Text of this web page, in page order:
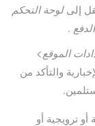
إلىلوحة التحكم
.
الموقع>
والتأكد من
ترويجية أو